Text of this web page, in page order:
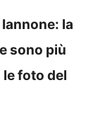
la
sono più
foto del